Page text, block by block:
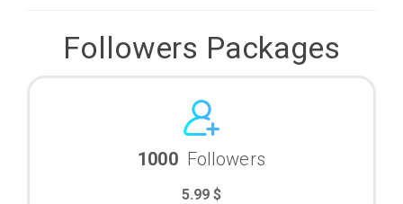
Followers Packages
1000 Followers
5.99 $